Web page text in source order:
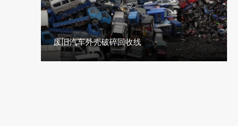
废旧汽车外壳破碎回收线